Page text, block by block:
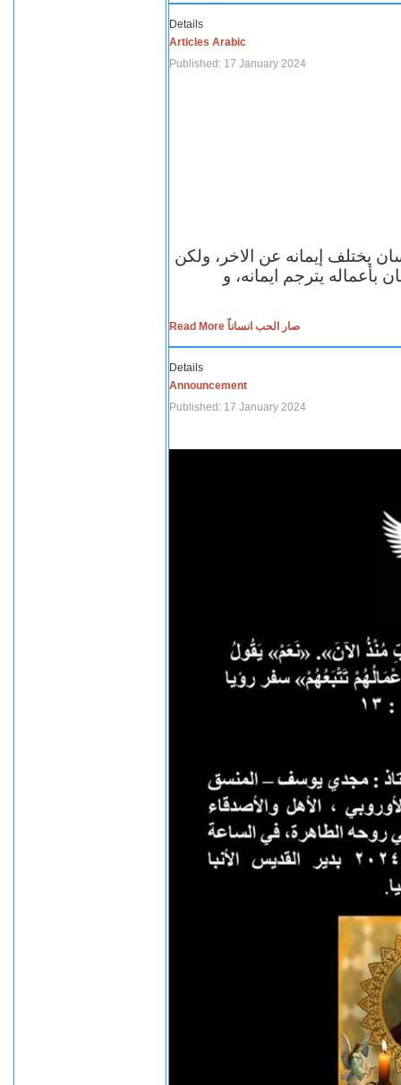
Details
Articles Arabic
Published: 17 January 2024
يختلف إيمانه عن الاخر، ولكن
بأعماله يترجم ايمانه، و
Read More صار الحب انساناً
Details
Announcement
Published: 17 January 2024